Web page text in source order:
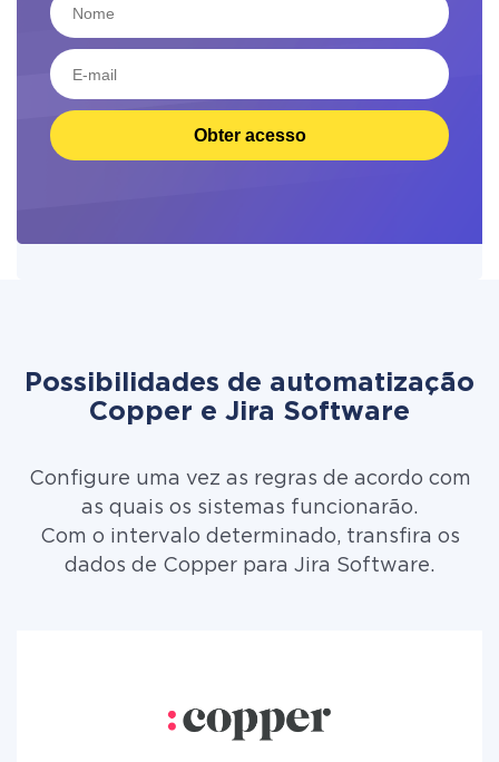
Obter acesso
Possibilidades de automatização
Copper e Jira Software
Configure uma vez as regras de acordo com
as quais os sistemas funcionarão.
Com o intervalo determinado, transfira os
dados de Copper para Jira Software.